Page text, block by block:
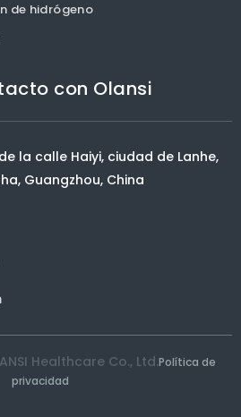
de hidrógeno
con Olansi
de la calle Haiyi, ciudad de Lanhe,
Guangzhou, China
Healthcare Co., Ltd.Política de
privacidad